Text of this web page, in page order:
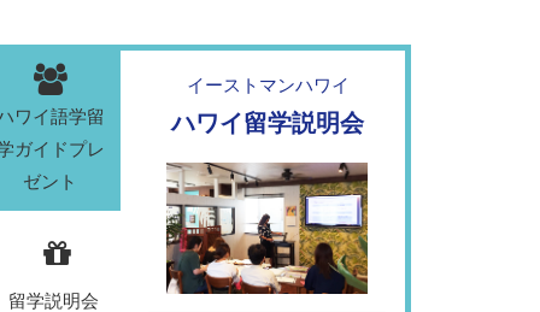
ワイ語学留
ガイドプレ
ゼント
留学説明会
イーストマンハワイ
ハワイ留学説明会